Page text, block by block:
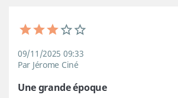
09/11/2025 09:33
Par Jérome Ciné
Une grande époque